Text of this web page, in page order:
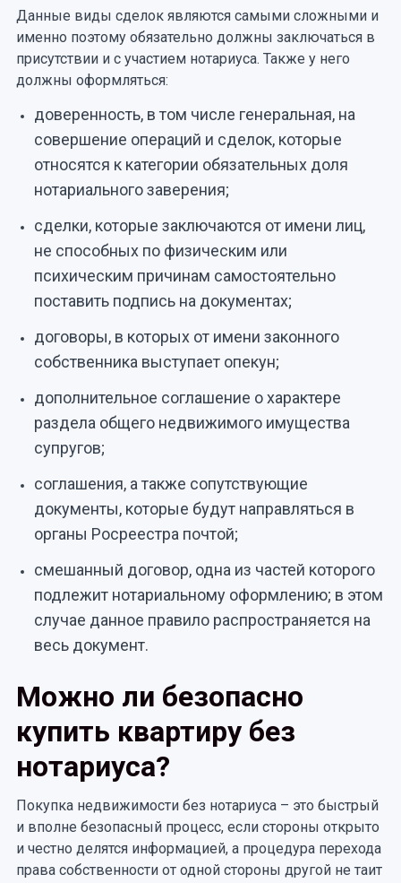
Данные виды сделок являются самыми сложными и
именно поэтому обязательно должны заключаться в
присутствии и с участием нотариуса. Также у него
должны оформляться:
доверенность, в том числе генеральная, на
совершение операций и сделок, которые
относятся к категории обязательных доля
нотариального заверения;
сделки, которые заключаются от имени лиц,
не способных по физическим или
психическим причинам самостоятельно
поставить подпись на документах;
договоры, в которых от имени законного
собственника выступает опекун;
дополнительное соглашение о характере
раздела общего недвижимого имущества
супругов;
соглашения, а также сопутствующие
документы, которые будут направляться в
органы Росреестра почтой;
смешанный договор, одна из частей которого
подлежит нотариальному оформлению; в этом
случае данное правило распространяется на
весь документ.
Можно ли безопасно
купить квартиру без
нотариуса?
Покупка недвижимости без нотариуса – это быстрый
и вполне безопасный процесс, если стороны открыто
и честно делятся информацией, а процедура перехода
права собственности от одной стороны другой не таит